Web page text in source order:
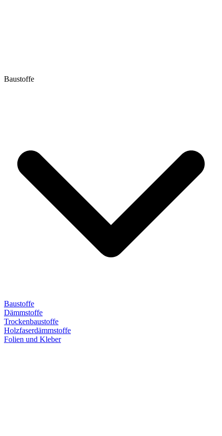
Baustoffe
Baustoffe
Dämmstoffe
Trockenbaustoffe
Holzfaserdämmstoffe
Folien und Kleber